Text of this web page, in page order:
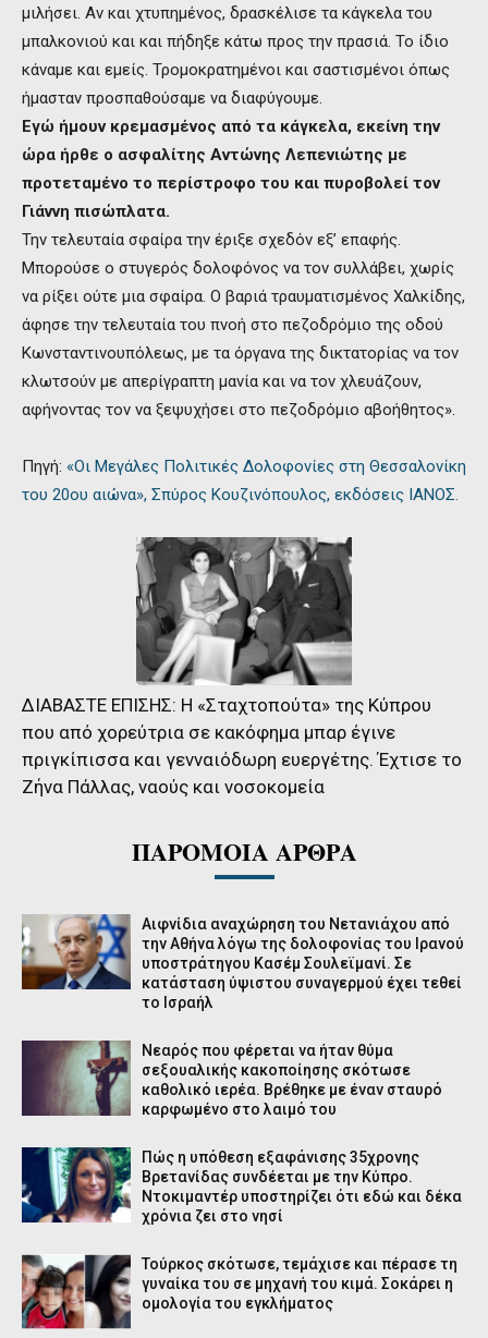
μιλήσει. Αν και χτυπημένος, δρασκέλισε τα κάγκελα του
μπαλκονιού και και πήδηξε κάτω προς την πρασιά. Το ίδιο
κάναμε και εμείς. Τρομοκρατημένοι και σαστισμένοι όπως
ήμασταν προσπαθούσαμε να διαφύγουμε.
Εγώ ήμουν κρεμασμένος από τα κάγκελα, εκείνη την
ώρα ήρθε ο ασφαλίτης Αντώνης Λεπενιώτης με
προτεταμένο το περίστροφο του και πυροβολεί τον
Γιάννη πισώπλατα.
Την τελευταία σφαίρα την έριξε σχεδόν εξ’ επαφής.
Μπορούσε ο στυγερός δολοφόνος να τον συλλάβει, χωρίς
να ρίξει ούτε μια σφαίρα. Ο βαριά τραυματισμένος Χαλκίδης,
άφησε την τελευταία του πνοή στο πεζοδρόμιο της οδού
Κωνσταντινουπόλεως, με τα όργανα της δικτατορίας να τον
κλωτσούν με απερίγραπτη μανία και να τον χλευάζουν,
αφήνοντας τον να ξεψυχήσει στο πεζοδρόμιο αβοήθητος».
Πηγή: «Οι Μεγάλες Πολιτικές Δολοφονίες στη Θεσσαλονίκη
του 20ου αιώνα», Σπύρος Κουζινόπουλος, εκδόσεις ΙΑΝΟΣ.
ΔΙΑΒΑΣΤΕ ΕΠΙΣΗΣ: Η «Σταχτοπούτα» της Κύπρου
που από χορεύτρια σε κακόφημα μπαρ έγινε
πριγκίπισσα και γενναιόδωρη ευεργέτης. Έχτισε το
Ζήνα Πάλλας, ναούς και νοσοκομεία
ΠΑΡΟΜΟΙΑ ΑΡΘΡΑ
Αιφνίδια αναχώρηση του Νετανιάχου από
την Αθήνα λόγω της δολοφονίας του Ιρανού
υποστράτηγου Κασέμ Σουλεϊμανί. Σε
κατάσταση ύψιστου συναγερμού έχει τεθεί
το Ισραήλ
Νεαρός που φέρεται να ήταν θύμα
σεξουαλικής κακοποίησης σκότωσε
καθολικό ιερέα. Βρέθηκε με έναν σταυρό
καρφωμένο στο λαιμό του
Πώς η υπόθεση εξαφάνισης 35χρονης
Βρετανίδας συνδέεται με την Κύπρο.
Ντοκιμαντέρ υποστηρίζει ότι εδώ και δέκα
χρόνια ζει στο νησί
Τούρκος σκότωσε, τεμάχισε και πέρασε τη
γυναίκα του σε μηχανή του κιμά. Σοκάρει η
ομολογία του εγκλήματος